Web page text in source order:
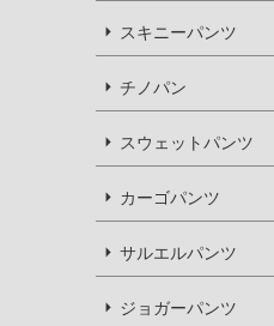
スキニーパンツ
チノパン
スウェットパンツ
カーゴパンツ
サルエルパンツ
ジョガーパンツ